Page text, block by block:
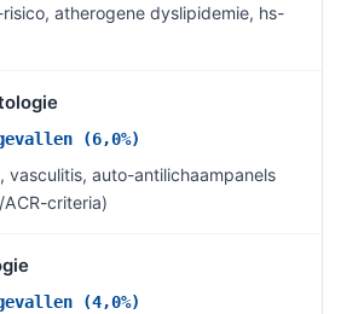
risico, atherogene dyslipidemie, hs-
(6,0%)
vasculitis, auto-antilichaampanels
ACR-criteria)
(4,0%)